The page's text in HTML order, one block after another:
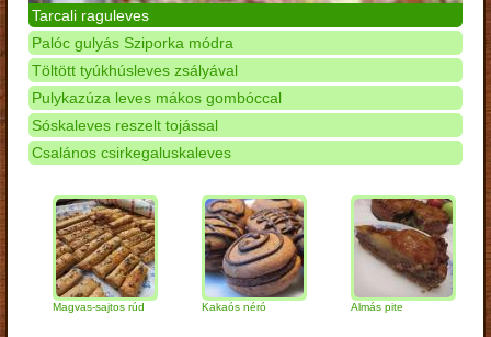
Tarcali raguleves
Palóc gulyás Sziporka módra
Töltött tyúkhúsleves zsályával
Pulykazúza leves mákos gombóccal
Sóskaleves reszelt tojással
Csalános csirkegaluskaleves
Magvas-sajtos rúd Kakaós néró Almás pite